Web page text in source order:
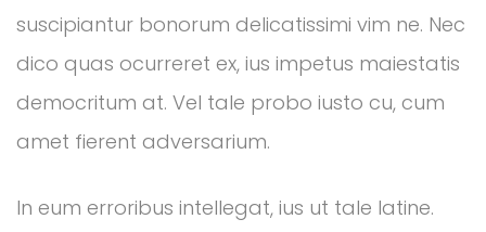
suscipiantur bonorum delicatissimi vim ne. Nec
dico quas ocurreret ex, ius impetus maiestatis
democritum at. Vel tale probo iusto cu, cum
amet fierent adversarium.
In eum erroribus intellegat, ius ut tale latine.